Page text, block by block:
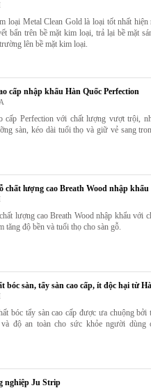
loại Metal Clean Gold là loại tốt nhất hiện
bẩn trên bề mặt kim loại, trả lại bề mặt
lên bề mặt kim loại.
cấp nhập khẩu Hàn Quốc Perfection
cấp Perfection với chất lượng vượt trội,
sàn, kéo dài tuổi thọ và giữ vẻ sang
chất lượng cao Breath Wood nhập khẩu
lượng cao Breath Wood nhập khẩu với
tăng độ bền và tuổi thọ cho sàn gỗ.
bóc sàn, tẩy sàn cao cấp, ít độc hại từ
bóc tẩy sàn cao cấp được ưa chuộng bởi
độ an toàn cho sức khỏe người dùng
nghiệp Ju Strip